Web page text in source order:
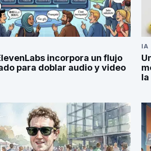
incorpora un flujo
para doblar audio y video
IA